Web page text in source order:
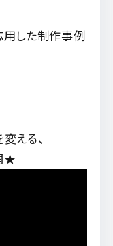
用した制作事例
える、
★